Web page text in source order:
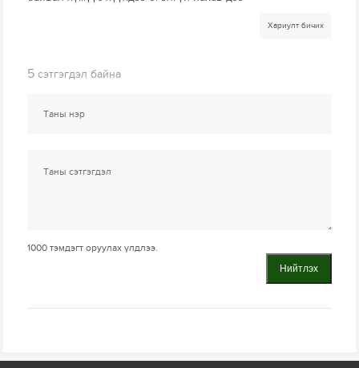
Хариулт бичих
5 сэтгэгдэл байна
1000 тэмдэгт оруулах үлдлээ.
Нийтлэх